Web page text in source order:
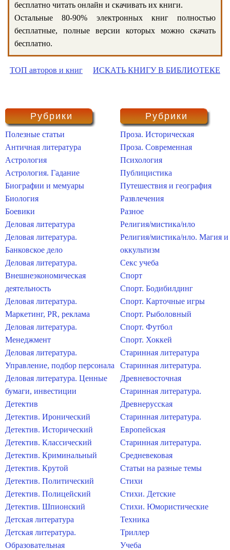
бесплатно читать онлайн и скачивать их книги.
Остальные 80-90% электронных книг полностью
бесплатные, полные версии которых можно скачать
бесплатно.
ТОП авторов и книг ИСКАТЬ КНИГУ В БИБЛИОТЕКЕ
Рубрики
Полезные статьи
Античная литература
Астрология
Астрология. Гадание
Биографии и мемуары
Биология
Боевики
Деловая литература
Деловая литература.
Банковское дело
Деловая литература.
Внешнеэкономическая
деятельность
Деловая литература.
Маркетинг, PR, реклама
Деловая литература.
Менеджмент
Деловая литература.
Управление, подбор персонала
Деловая литература. Ценные
бумаги, инвестиции
Детектив
Детектив. Иронический
Детектив. Исторический
Детектив. Классический
Детектив. Криминальный
Детектив. Крутой
Детектив. Политический
Детектив. Полицейский
Детектив. Шпионский
Детская литература
Детская литература.
Образовательная
Рубрики
Проза. Историческая
Проза. Современная
Психология
Публицистика
Путешествия и география
Развлечения
Разное
Религия/мистика/нло
Религия/мистика/нло. Магия и
оккультизм
Секс учеба
Спорт
Спорт. Бодибилдинг
Спорт. Карточные игры
Спорт. Рыболовный
Спорт. Футбол
Спорт. Хоккей
Старинная литература
Старинная литература.
Древневосточная
Старинная литература.
Древнерусская
Старинная литература.
Европейская
Старинная литература.
Средневековая
Статьи на разные темы
Стихи
Стихи. Детские
Стихи. Юмористические
Техника
Триллер
Учеба